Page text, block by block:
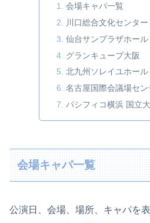
会場キャパ一覧
川口総合文化センタ
仙台サンプラザホール
グランキューブ大阪
北九州ソレイユホール
名古屋国際会議場セ
パシフィコ横浜 国立
会場キャパ一覧
公演日、会場、場所、キャパを